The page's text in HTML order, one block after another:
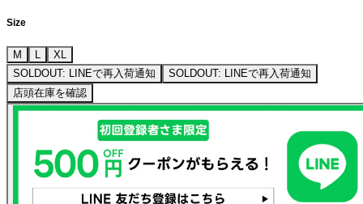
Size
M L
XL
SOLDOUT: LINEで再入荷通知
SOLDOUT: LINEで再入荷通知
店頭在庫を確認